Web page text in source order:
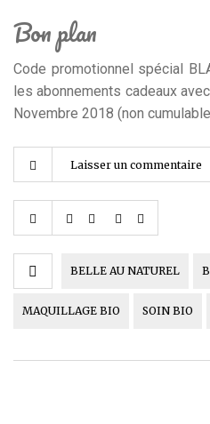
Bon plan
Code promotionnel spécial
les abonnements cadeaux
Novembre 2018 (non
Laisser un commentaire
BELLE AU NATUREL
MAQUILLAGE BIO SOIN BIO